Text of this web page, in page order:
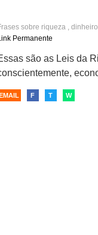
sobre riqueza, dinheiro
,organização
Permanente
são as Leis da
F T W